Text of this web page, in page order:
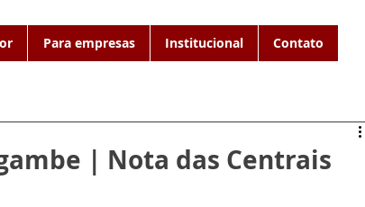
Para empresas Institucional Contato
| Nota das Centrais